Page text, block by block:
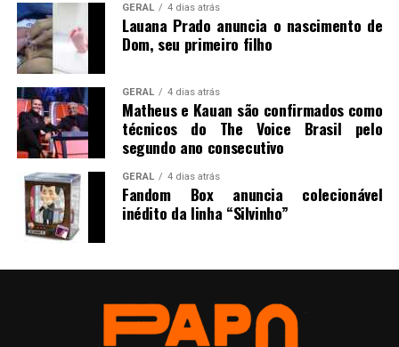
GERAL 4 dias atrás
Lauana Prado anuncia o nascimento de
Dom, seu primeiro filho
GERAL 4 dias atrás
Matheus e Kauan são confirmados como
técnicos do The Voice Brasil pelo
segundo ano consecutivo
GERAL 4 dias atrás
Fandom Box anuncia colecionável
inédito da linha “Silvinho”